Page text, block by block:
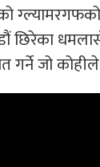
छिरेका
जो